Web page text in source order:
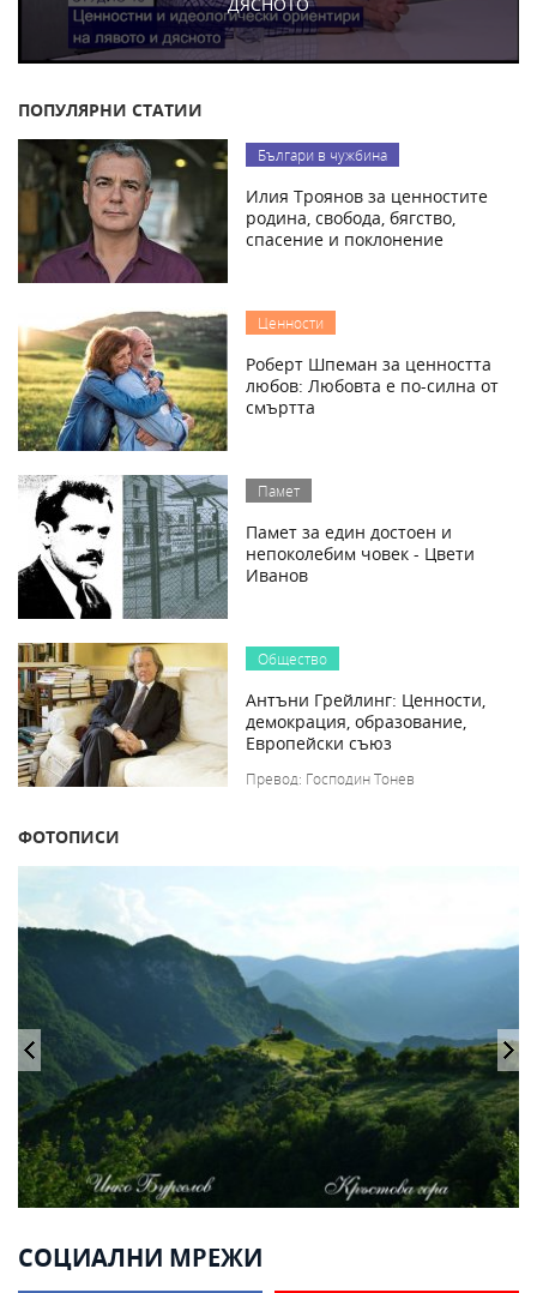
ПОПУЛЯРНИ СТАТИИ
Българи в чужбина
Илия Троянов за ценностите
родина, свобода, бягство,
спасение и поклонение
Ценности
Роберт Шпеман за ценността
любов: Любовта е по-силна от
смъртта
Памет
Памет за един достоен и
непоколебим човек - Цвети
Иванов
Общество
Антъни Грейлинг: Ценности,
демокрация, образование,
Европейски съюз
Превод: Господин Тонев
ФОТОПИСИ
СОЦИАЛНИ МРЕЖИ